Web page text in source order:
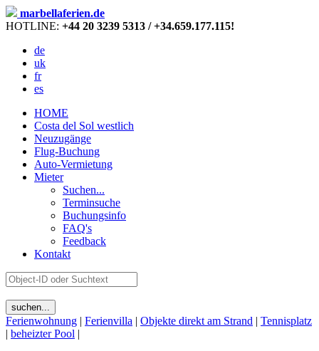
marbellaferien.de
HOTLINE: +44 20 3239 5313 / +34.659.177.115!
de
uk
fr
es
HOME
Costa del Sol westlich
Neuzugänge
Flug-Buchung
Auto-Vermietung
Mieter
Suchen...
Terminsuche
Buchungsinfo
FAQ's
Feedback
Kontakt
Ferienwohnung | Ferienvilla | Objekte direkt am Strand | Tennisplatz
| beheizter Pool |